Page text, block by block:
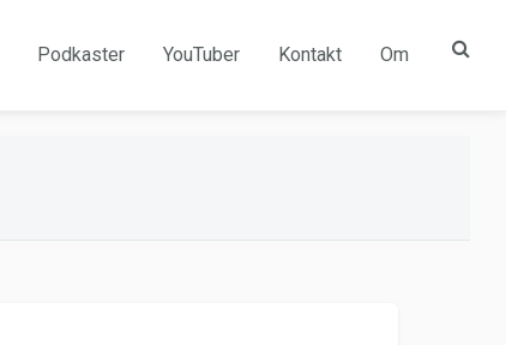
Podkaster YouTuber Kontakt Om